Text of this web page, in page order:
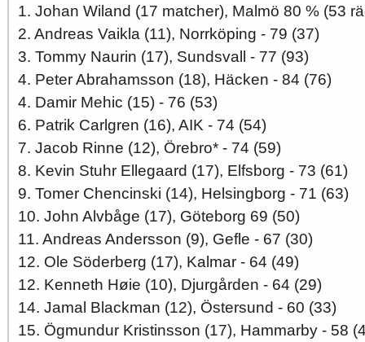
1. Johan Wiland (17 matcher), Malmö 80 % (53
2. Andreas Vaikla (11), Norrköping - 79 (37)
3. Tommy Naurin (17), Sundsvall - 77 (93)
4. Peter Abrahamsson (18), Häcken - 84 (76)
4. Damir Mehic (15) - 76 (53)
6. Patrik Carlgren (16), AIK - 74 (54)
7. Jacob Rinne (12), Örebro* - 74 (59)
8. Kevin Stuhr Ellegaard (17), Elfsborg - 73 (61)
9. Tomer Chencinski (14), Helsingborg - 71 (63)
10. John Alvbåge (17), Göteborg 69 (50)
11. Andreas Andersson (9), Gefle - 67 (30)
12. Ole Söderberg (17), Kalmar - 64 (49)
12. Kenneth Høie (10), Djurgården - 64 (29)
14. Jamal Blackman (12), Östersund - 60 (33)
15. Ögmundur Kristinsson (17), Hammarby - 58